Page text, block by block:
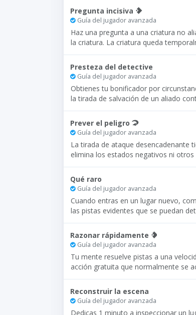
Pregunta incisiva
Guía del jugador avanzada
Haz una pregunta a una criatura no
la criatura. La criatura queda
Presteza del detective
Guía del jugador avanzada
Obtienes tu bonificador por
la tirada de salvación de un aliado
Prever el peligro
Guía del jugador avanzada
La tirada de ataque desencadenante
elimina los estados negativos ni
Qué raro
Guía del jugador avanzada
Cuando entras en un lugar nuevo,
las pistas evidentes que se puedan
Razonar rápidamente
Guía del jugador avanzada
Tu mente resuelve pistas a una
acción gratuita que normalmente se
Reconstruir la escena
Guía del jugador avanzada
Dedicas 1 minuto a inspeccionar un